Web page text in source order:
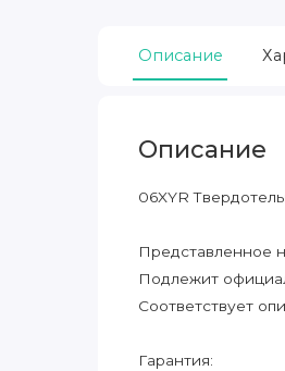
Описание
Описание
06XYR
Представленное
Подлежит
Соответствует
Гарантия: